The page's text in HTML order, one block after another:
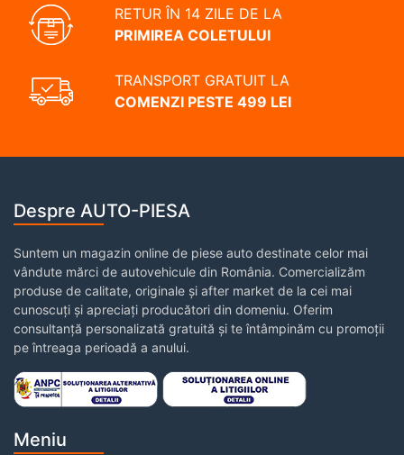
RETUR ÎN 14 ZILE DE LA
PRIMIREA COLETULUI
TRANSPORT GRATUIT LA
COMENZI PESTE 499 LEI
Despre AUTO-PIESA
Suntem un magazin online de piese auto destinate celor mai
vândute mărci de autovehicule din România. Comercializăm
produse de calitate, originale și after market de la cei mai
cunoscuți și apreciați producători din domeniu. Oferim
consultanță personalizată gratuită și te întâmpinăm cu promoții
pe întreaga perioadă a anului.
Meniu